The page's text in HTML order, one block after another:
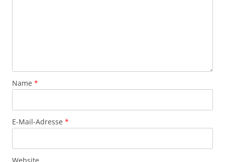
Name *
E-Mail-Adresse *